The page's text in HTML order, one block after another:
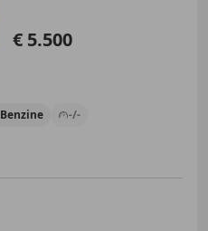
€ 5.500
Benzine -/-